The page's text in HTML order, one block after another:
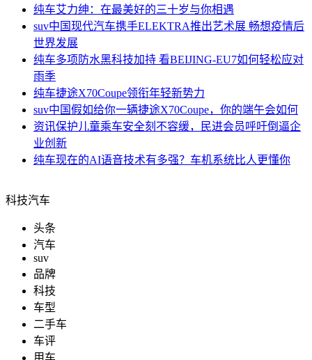
纯车艾力绅：在最美好的三十岁与你相遇
suv中国现代汽车携手ELEKTRA推出艺术展 畅想疫情后
世界发展
纯车多项防水黑科技加持 看BEIJING-EU7如何轻松应对
雨季
纯车捷途X70Coupe领衔年轻新势力
suv中国假如给你一辆捷途X70Coupe，你的端午会如何
资讯保护儿童乘车安全刻不容缓，民进会员呼吁倒逼企
业创新
纯车现在的AI语音技术有多强？车机系统比人更懂你
科技汽车
头条
汽车
suv
品牌
科技
车型
二手车
车评